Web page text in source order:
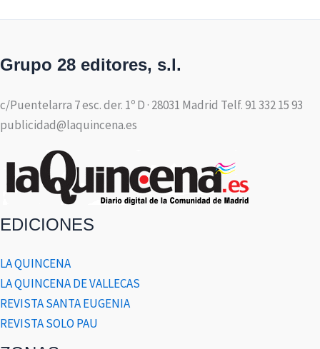
Grupo 28 editores, s.l.
c/Puentelarra 7 esc. der. 1º D · 28031 Madrid Telf. 91 332 15 93
publicidad@laquincena.es
EDICIONES
LA QUINCENA
LA QUINCENA DE VALLECAS
REVISTA SANTA EUGENIA
REVISTA SOLO PAU